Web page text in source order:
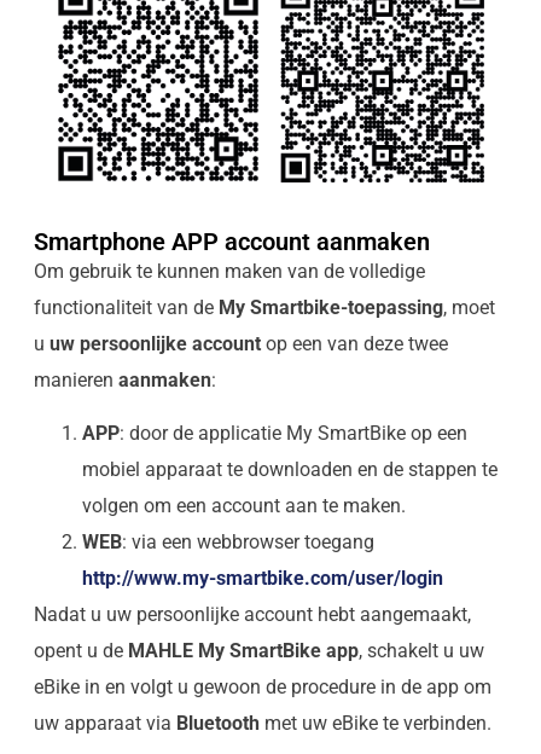
Smartphone APP account aanmaken
Om gebruik te kunnen maken van de volledige
functionaliteit van de My Smartbike-toepassing, moet
u uw persoonlijke accountop een van deze twee
manieren aanmaken:
APP: door de applicatie My SmartBike op een
mobiel apparaat te downloaden en de stappen te
volgen om een account aan te maken.
WEB: via een webbrowser toegang
http://www.my-smartbike.com/user/login
Nadat u uw persoonlijke account hebt aangemaakt,
opent u de MAHLE My SmartBike app, schakelt u uw
eBike in en volgt u gewoon de procedure in de app om
uw apparaat via Bluetoothmet uw eBike te verbinden.